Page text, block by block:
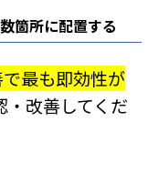
箇所に配置する
最も即効性が
改善してくだ